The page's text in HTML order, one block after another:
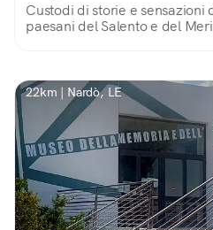
Custodi di storie e sensazioni
paesani del Salento e del
22km | Nardò, LE